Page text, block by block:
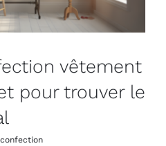
vêtement
pour trouver le